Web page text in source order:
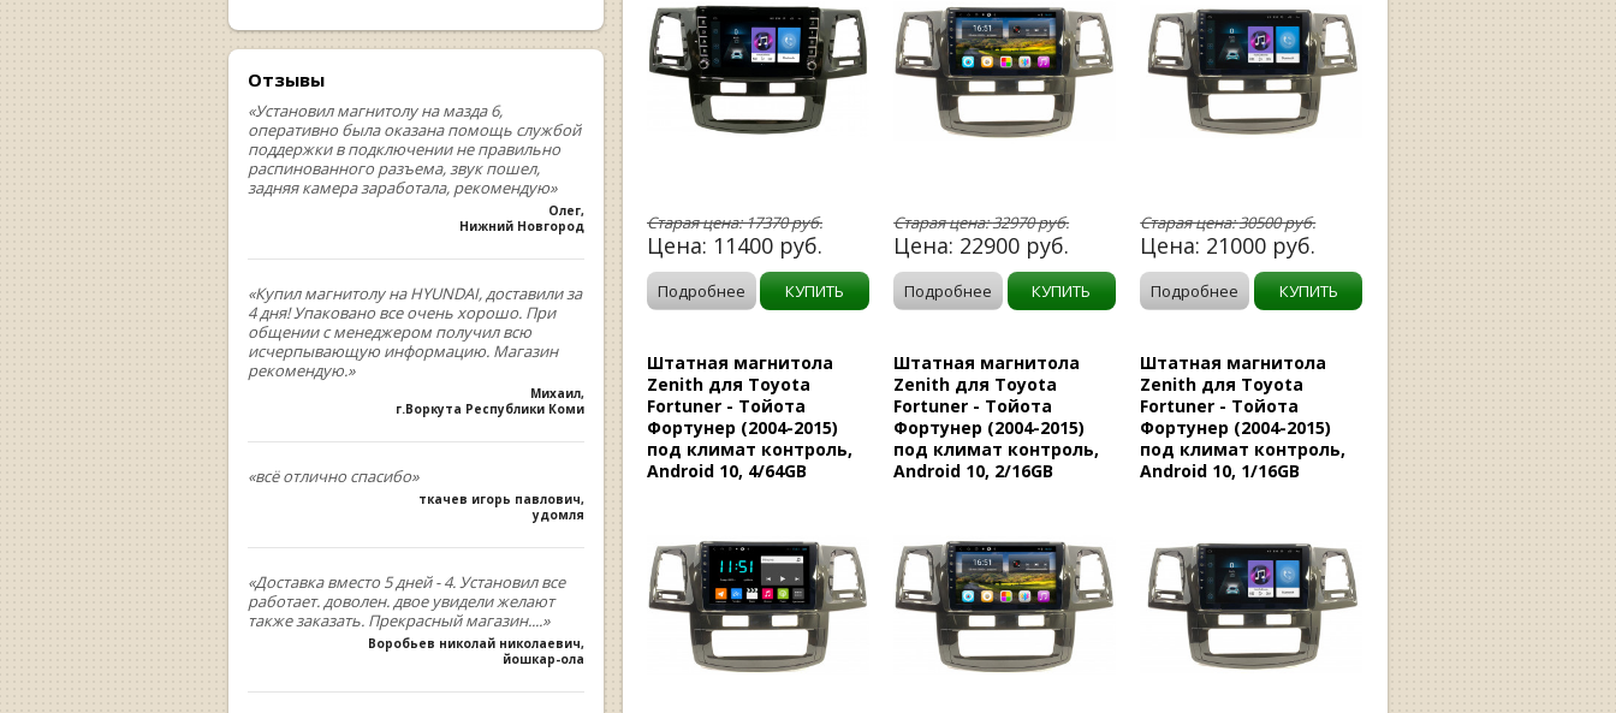
Отзывы
«Установил магнитолу на мазда 6,
оперативно была оказана помощь службой
поддержки в подключении не правильно
распинованного разъема, звук пошел,
задняя камера заработала, рекомендую»
Олег,
Нижний Новгород
«Купил магнитолу на HYUNDAI, доставили за
4 дня! Упаковано все очень хорошо. При
общении с менеджером получил всю
исчерпывающую информацию. Магазин
рекомендую.»
Михаил,
г.Воркута Республики Коми
«всё отлично спасибо»
ткачев игорь павлович,
удомля
«Доставка вместо 5 дней - 4. Установил все
работает. доволен. двое увидели желают
также заказать. Прекрасный магазин....»
Воробьев николай николаевич,
йошкар-ола
Старая цена:17370руб.
Цена: 11400 руб.
Подробнее КУПИТЬ
Старая цена:32970руб.
Цена: 22900 руб.
Подробнее КУПИТЬ
Старая цена:30500руб.
Цена: 21000 руб.
Подробнее КУПИТЬ
Штатная магнитола
Zenith для Toyota
Fortuner - Тойота
Фортунер (2004-2015)
под климат контроль,
Android 10, 4/64GB
Штатная магнитола
Zenith для Toyota
Fortuner - Тойота
Фортунер (2004-2015)
под климат контроль,
Android 10, 2/16GB
Штатная магнитола
Zenith для Toyota
Fortuner - Тойота
Фортунер (2004-2015)
под климат контроль,
Android 10, 1/16GB